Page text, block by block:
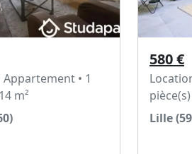
Appartement • 1
m²
580 €
pièce(s)
Lille